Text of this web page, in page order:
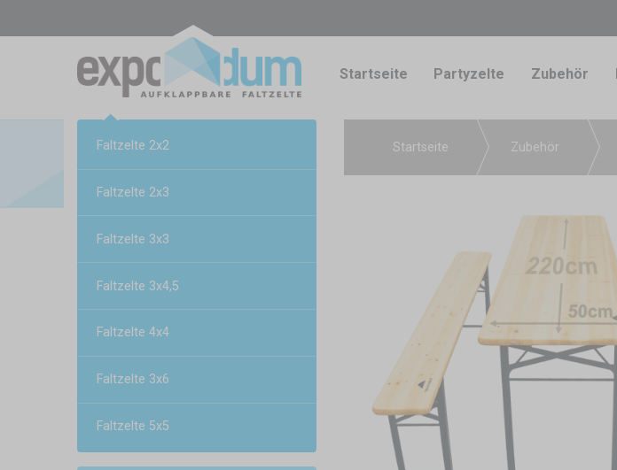
Startseite Partyzelte Zubehör
Faltzelte 2x2
Faltzelte 2x3
Faltzelte 3x3
Faltzelte 3x4,5
Faltzelte 4x4
Faltzelte 3x6
Faltzelte 5x5
Startseite Zubehör